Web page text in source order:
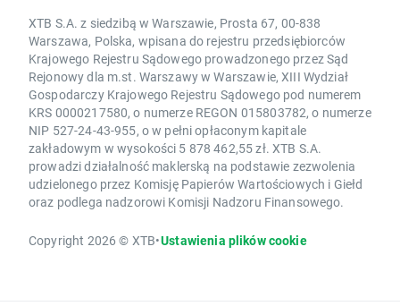
XTB S.A. z siedzibą w Warszawie, Prosta 67, 00-838
Warszawa, Polska, wpisana do rejestru przedsiębiorców
Krajowego Rejestru Sądowego prowadzonego przez Sąd
Rejonowy dla m.st. Warszawy w Warszawie, XIII Wydział
Gospodarczy Krajowego Rejestru Sądowego pod numerem
KRS 0000217580, o numerze REGON 015803782, o numerze
NIP 527-24-43-955, o w pełni opłaconym kapitale
zakładowym w wysokości 5 878 462,55 zł. XTB S.A.
prowadzi działalność maklerską na podstawie zezwolenia
udzielonego przez Komisję Papierów Wartościowych i Giełd
oraz podlega nadzorowi Komisji Nadzoru Finansowego.
Copyright 2026 © XTB•Ustawienia plików cookie